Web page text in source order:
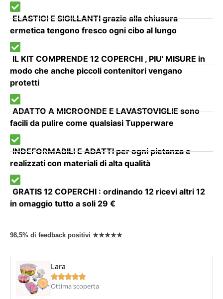
ELASTICI E SIGILLANTI grazie alla chiusura
ermetica tengono fresco ogni cibo al lungo
IL KIT COMPRENDE 12 COPERCHI , PIU' MISURE in
modo che anche piccoli contenitori vengano
protetti
ADATTO A MICROONDE E LAVASTOVIGLIE sono
facili da pulire come qualsiasi Tupperware
INDEFORMABILI E ADATTI per ogni pietanza e
realizzati con materiali di alta qualità
GRATIS 12 COPERCHI : ordinando 12 ricevi altri 12
in omaggio tutto a soli 29 €
98,5% di feedback positivi ★★★★★
Lara

Ottima scoperta